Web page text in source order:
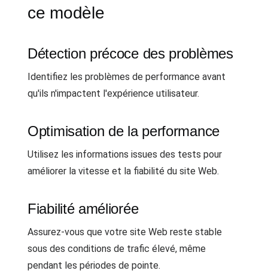
ce modèle
Détection précoce des problèmes
Identifiez les problèmes de performance avant
qu'ils n'impactent l'expérience utilisateur.
Optimisation de la performance
Utilisez les informations issues des tests pour
améliorer la vitesse et la fiabilité du site Web.
Fiabilité améliorée
Assurez-vous que votre site Web reste stable
sous des conditions de trafic élevé, même
pendant les périodes de pointe.